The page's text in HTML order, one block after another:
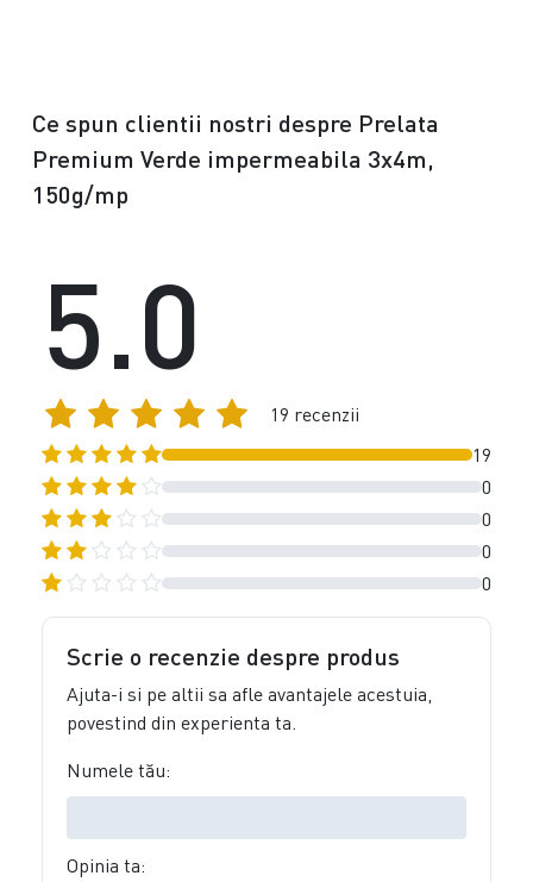
Ce spun clientii nostri despre Prelata
Premium Verde impermeabila 3x4m,
150g/mp
19
0
0
0
0
5.0
19 recenzii
Scrie o recenzie despre produs
Ajuta-i si pe altii sa afle avantajele acestuia,
povestind din experienta ta.
Numele tău:
Opinia ta: